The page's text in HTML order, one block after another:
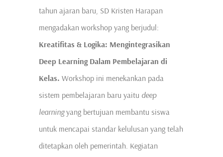
tahun ajaran baru, SD Kristen Harapan
mengadakan workshop yang berjudul:
Kreatifitas & Logika: Mengintegrasikan
Deep Learning Dalam Pembelajaran di
Kelas. Workshop ini menekankan pada
sistem pembelajaran baru yaitu deep
learningyang bertujuan membantu siswa
untuk mencapai standar kelulusan yang telah
ditetapkan oleh pemerintah. Kegiatan